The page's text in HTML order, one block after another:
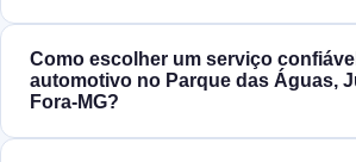
Como escolher um serviço
automotivo no Parque das Águas,
Fora‑MG?